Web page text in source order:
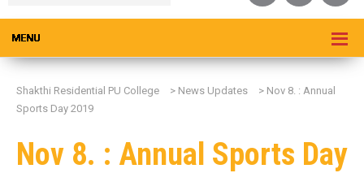
Shakthi Residential PU College > News Updates > Nov 8. : Annual
Sports Day 2019
Nov 8. : Annual Sports Day